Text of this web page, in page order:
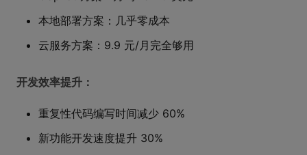
本地部署方案：几乎零成本
云服务方案：9.9 元/月完全够用
开发效率提升：
重复性代码编写时间减少 60%
新功能开发速度提升 30%